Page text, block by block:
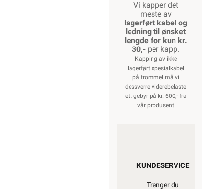
Vi kapper det
meste av
lagerført kabel og
ledning til ønsket
lengde for kun kr.
30,- per kapp.
Kapping av ikke
lagerført spesialkabel
på trommel må vi
dessverre viderebelaste
ett gebyr på kr. 600,- fra
vår produsent
KUNDESERVICE
Trenger du